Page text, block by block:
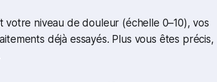
niveau de douleur (échelle 0–10), vos
déjà essayés. Plus vous êtes précis,